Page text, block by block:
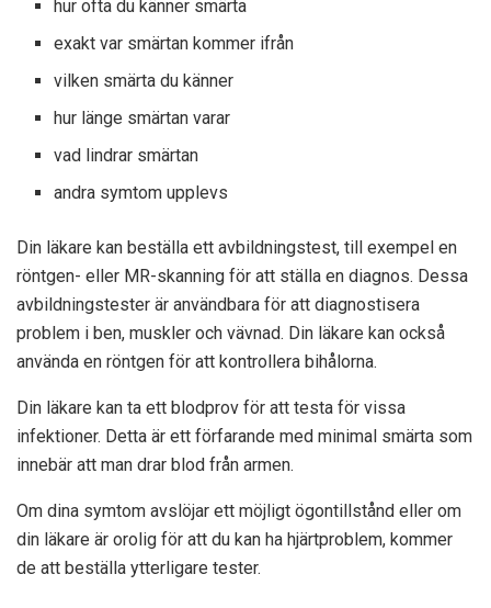
hur ofta du känner smärta
exakt var smärtan kommer ifrån
vilken smärta du känner
hur länge smärtan varar
vad lindrar smärtan
andra symtom upplevs
Din läkare kan beställa ett avbildningstest, till exempel en
röntgen- eller MR-skanning för att ställa en diagnos. Dessa
avbildningstester är användbara för att diagnostisera
problem i ben, muskler och vävnad. Din läkare kan också
använda en röntgen för att kontrollera bihålorna.
Din läkare kan ta ett blodprov för att testa för vissa
infektioner. Detta är ett förfarande med minimal smärta som
innebär att man drar blod från armen.
Om dina symtom avslöjar ett möjligt ögontillstånd eller om
din läkare är orolig för att du kan ha hjärtproblem, kommer
de att beställa ytterligare tester.